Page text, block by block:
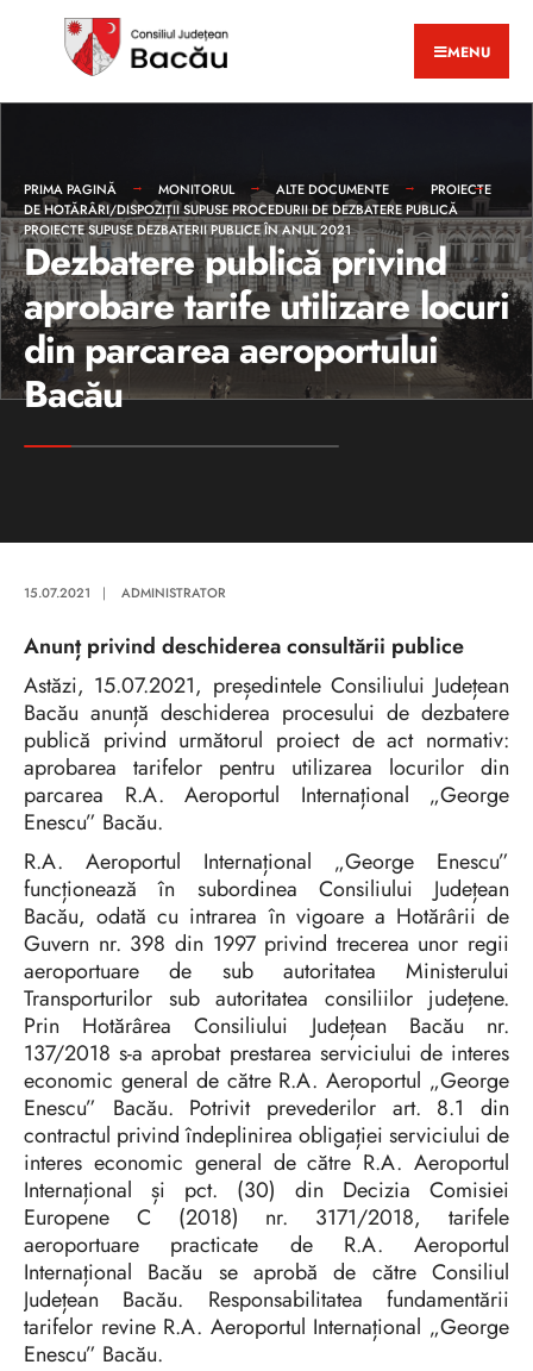
MENU
PRIMA PAGINĂ MONITORUL ALTE DOCUMENTE
PROIECTE
DE HOTĂRÂRI/DISPOZIȚII SUPUSE PROCEDURII DE DEZBATERE PUBLICĂ
PROIECTE SUPUSE DEZBATERII PUBLICE ÎN ANUL 2021
Dezbatere publică privind
aprobare tarife utilizare locuri
din parcarea aeroportului
Bacău
15.07.2021 | ADMINISTRATOR
Anunț privind deschiderea consultării publice
Astăzi, 15.07.2021, președintele Consiliului Județean
Bacău anunță deschiderea procesului de dezbatere
publică privind următorul proiect de act normativ:
aprobarea tarifelor pentru utilizarea locurilor din
parcarea R.A. Aeroportul Internațional „George
Enescu” Bacău.
R.A. Aeroportul Internațional „George Enescu”
funcționează în subordinea Consiliului Județean
Bacău, odată cu intrarea în vigoare a Hotărârii de
Guvern nr. 398 din 1997 privind trecerea unor regii
aeroportuare de sub autoritatea Ministerului
Transporturilor sub autoritatea consiliilor județene.
Prin Hotărârea Consiliului Județean Bacău nr.
137/2018 s-a aprobat prestarea serviciului de interes
economic general de către R.A. Aeroportul „George
Enescu” Bacău. Potrivit prevederilor art. 8.1 din
contractul privind îndeplinirea obligației serviciului de
interes economic general de către R.A. Aeroportul
Internațional și pct. (30) din Decizia Comisiei
Europene C (2018) nr. 3171/2018, tarifele
aeroportuare practicate de R.A. Aeroportul
Internațional Bacău se aprobă de către Consiliul
Județean Bacău. Responsabilitatea fundamentării
tarifelor revine R.A. Aeroportul Internațional „George
Enescu” Bacău.